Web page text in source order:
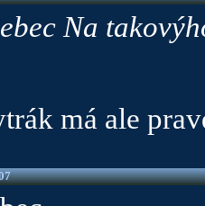
Na
má ale